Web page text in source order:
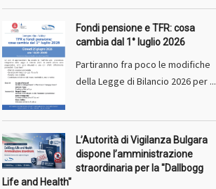
Fondi pensione e TFR: cosa
cambia dal 1° luglio 2026
Partiranno fra poco le modifiche
della Legge di Bilancio 2026 per ...
L’Autorità di Vigilanza Bulgara
dispone l’amministrazione
straordinaria per la "Dallbogg
Life and Health"